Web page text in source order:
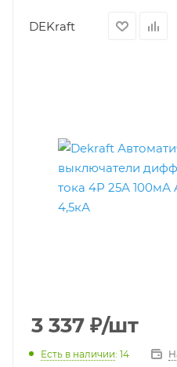
DEKraft
3 337 ₽/шт
Есть в наличии: 14